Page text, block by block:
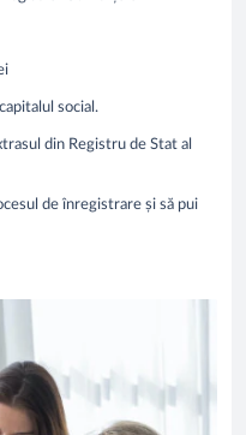
social.
din Registru de Stat al
de înregistrare și să pui